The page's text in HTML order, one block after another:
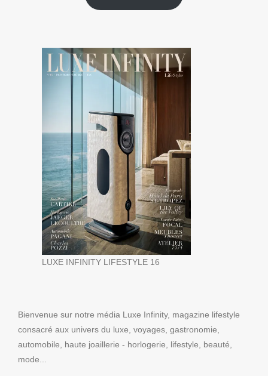
LUXE INFINITY LIFESTYLE 16
Bienvenue sur notre média Luxe Infinity, magazine lifestyle
consacré aux univers du luxe, voyages, gastronomie,
automobile, haute joaillerie - horlogerie, lifestyle, beauté,
mode...